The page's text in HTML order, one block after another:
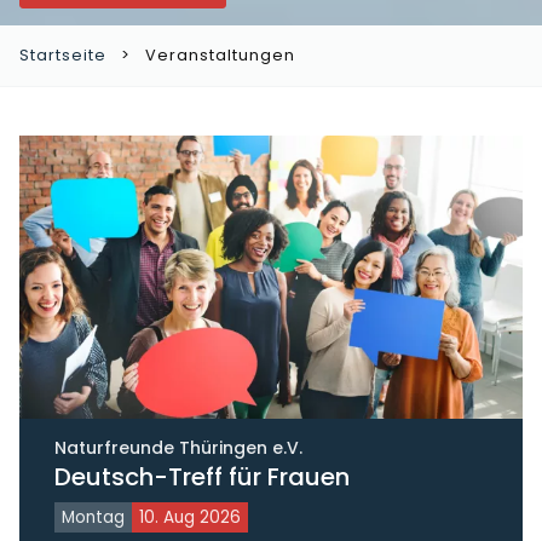
Startseite Veranstaltungen
Naturfreunde Thüringen e.V.
Deutsch-Treff für Frauen
Montag 10. Aug 2026